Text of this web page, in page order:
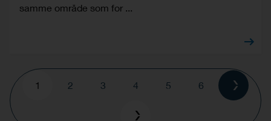
samme område som for ...
Pagination
Current
1 Page
2 Page
3 Page
4 Page
5 Page
6